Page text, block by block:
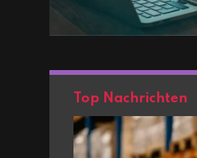
Top Nachrichten